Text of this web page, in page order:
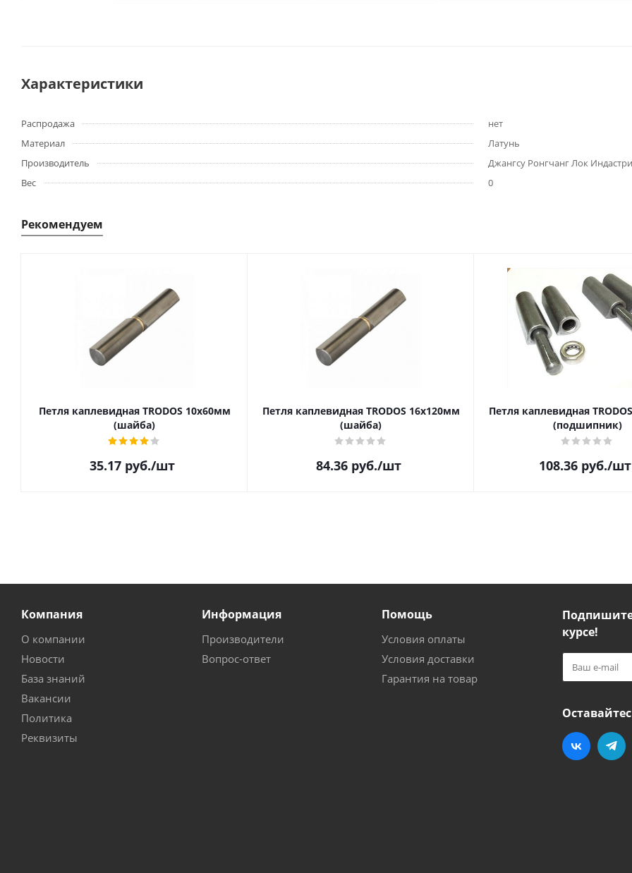
Характеристики
Распродажа
нет
Материал
Латунь
Производитель
Джангсу Ронгчанг Лок
Вес
0
Рекомендуем
Петля каплевидная TRODOS 10х60мм
(шайба)
35.17руб./шт
Петля каплевидная TRODOS 16х120мм
(шайба)
84.36руб./шт
Петля каплевидная
(подшипник)
108.36руб./шт
Компания
О компании
Новости
База знаний
Вакансии
Политика
Реквизиты
Информация
Производители
Вопрос-ответ
Помощь
Условия оплаты
Условия доставки
Гарантия на товар
курсе!